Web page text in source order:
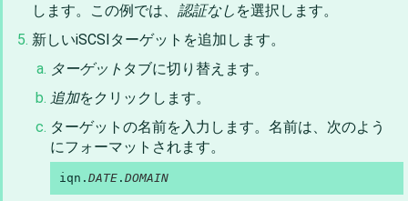
します。この例では、 認証なし を選択します。
新しいiSCSIターゲットを追加します。
ターゲット タブに切り替えます。
追加をクリックします。
ターゲットの名前を入力します。名前は、次のよう
にフォーマットされます。
iqn. DATE . DOMAIN